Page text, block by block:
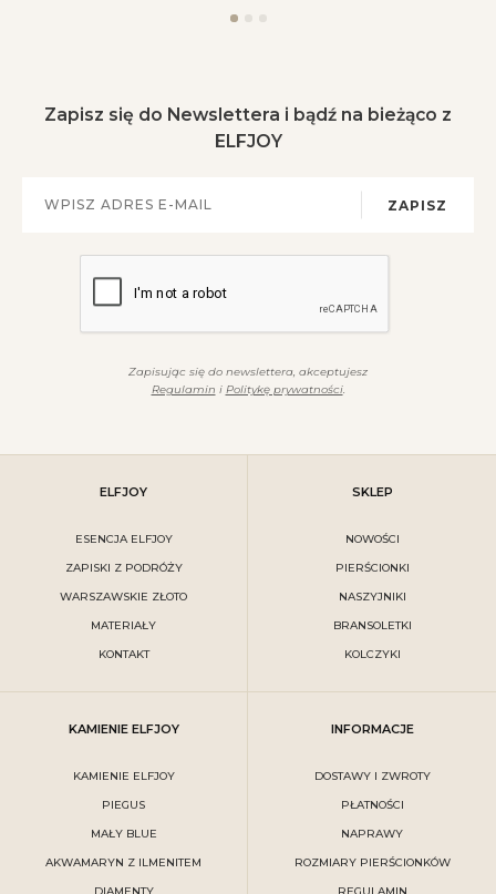
Zapisz się do Newslettera i bądź na bieżąco z
ELFJOY
ZAPISZ
Zapisując się do newslettera, akceptujesz
Regulamin i Politykę prywatności.
ELFJOY
ESENCJA ELFJOY
ZAPISKI Z PODRÓŻY
WARSZAWSKIE ZŁOTO
MATERIAŁY
KONTAKT
SKLEP
NOWOŚCI
PIERŚCIONKI
NASZYJNIKI
BRANSOLETKI
KOLCZYKI
KAMIENIE ELFJOY
KAMIENIE ELFJOY
PIEGUS
MAŁY BLUE
AKWAMARYN Z ILMENITEM
DIAMENTY
INFORMACJE
DOSTAWY I ZWROTY
PŁATNOŚCI
NAPRAWY
ROZMIARY PIERŚCIONKÓW
REGULAMIN